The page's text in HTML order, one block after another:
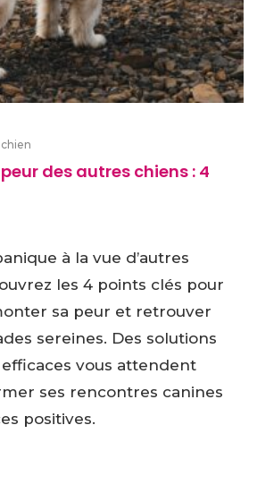
des autres chiens : 4
à la vue d’autres
les 4 points clés pour
sa peur et retrouver
sereines. Des solutions
vous attendent
ses rencontres canines
positives.